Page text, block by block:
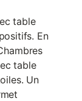
table
En
table
Un